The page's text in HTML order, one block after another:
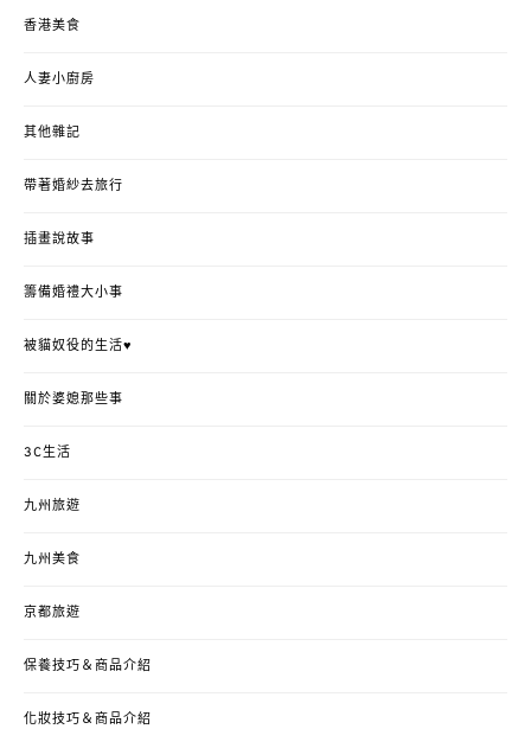
香港美食
人妻小廚房
其他雜記
帶著婚紗去旅行
插畫說故事
籌備婚禮大小事
被貓奴役的生活♥
關於婆媳那些事
3C生活
九州旅遊
九州美食
京都旅遊
保養技巧＆商品介紹
化妝技巧＆商品介紹